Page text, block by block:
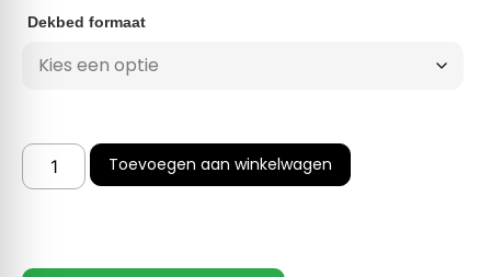
Dekbed formaat
Toevoegen aan winkelwagen